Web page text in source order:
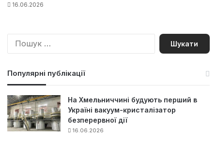
16.06.2026
П
Популярні публікації
На Хмельниччині будують перший в
Україні вакуум-кристалізатор
безперервної дії
16.06.2026